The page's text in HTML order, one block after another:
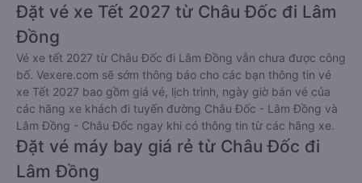
Đặt vé xe Tết 2027 từ Châu Đốc đi Lâm
Đồng
Vé xe tết 2027 từ Châu Đốc đi Lâm Đồng vẫn chưa được công
bố. Vexere.com sẽ sớm thông báo cho các bạn thông tin vé
xe Tết 2027 bao gồm giá vé, lịch trình, ngày giờ bán vé của
các hãng xe khách đi tuyến đường Châu Đốc - Lâm Đồng và
Lâm Đồng - Châu Đốc ngay khi có thông tin từ các hãng xe.
Đặt vé máy bay giá rẻ từ Châu Đốc đi
Lâm Đồng